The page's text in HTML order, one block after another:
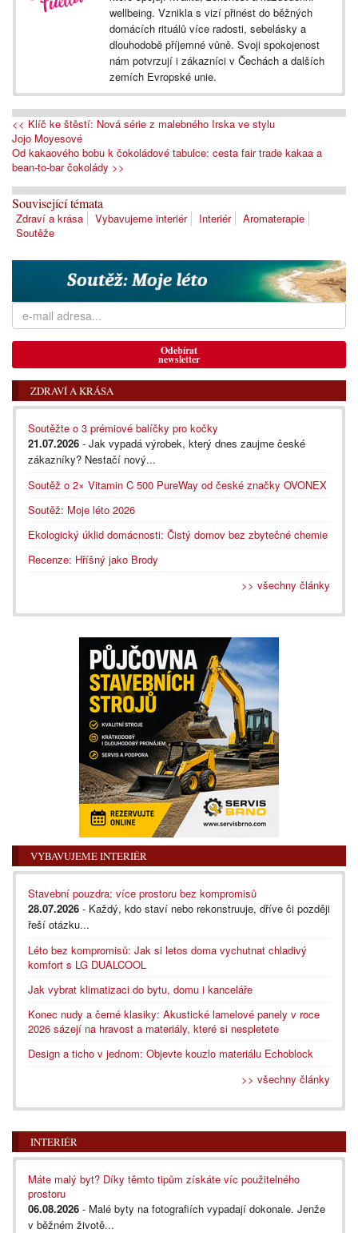
wellbeing. Vznikla s vizí přinést do běžných
domácích rituálů více radosti, sebelásky a
dlouhodobě příjemné vůně. Svoji spokojenost
nám potvrzují i zákazníci v Čechách a dalších
zemích Evropské unie.
<< Klíč ke štěstí: Nová série z malebného Irska ve stylu
Jojo Moyesové
Od kakaového bobu k čokoládové tabulce: cesta fair trade kakaa a
bean-to-bar čokolády >>
Související témata
Zdraví a krása Vybavujeme interiér Interiér
Aromaterapie
Soutěže
Odebírat
newsletter
ZDRAVÍ A KRÁSA
Soutěžte o 3 prémiové balíčky pro kočky
21.07.2026 - Jak vypadá výrobek, který dnes zaujme české
zákazníky? Nestačí nový...
Soutěž o 2× Vitamin C 500 PureWay od české značky OVONEX
Soutěž: Moje léto 2026
Ekologický úklid domácnosti: Čistý domov bez zbytečné chemie
Recenze: Hříšný jako Brody
>> všechny články
VYBAVUJEME INTERIÉR
Stavební pouzdra: více prostoru bez kompromisů
28.07.2026 - Každý, kdo staví nebo rekonstruuje, dříve či později
řeší otázku...
Léto bez kompromisů: Jak si letos doma vychutnat chladivý
komfort s LG DUALCOOL
Jak vybrat klimatizaci do bytu, domu i kanceláře
Konec nudy a černé klasiky: Akustické lamelové panely v roce
2026 sázejí na hravost a materiály, které si nespletete
Design a ticho v jednom: Objevte kouzlo materiálu Echoblock
>> všechny články
INTERIÉR
Máte malý byt? Díky těmto tipům získáte víc použitelného
prostoru
06.08.2026 - Malé byty na fotografiích vypadají dokonale. Jenže
v běžném životě...